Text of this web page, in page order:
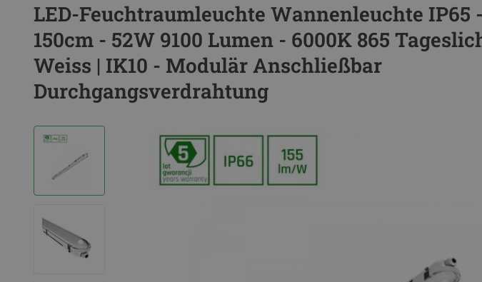
LED Schienensystem Lampen
Innenleuchten
Feuchtraumleuchten IP65
Außenleuchten
LED Panels
LED Leuchtstoffröhren
LED Smart Home
LED-Feuchtraumleuchte Wannenleuchte IP65 -
150cm - 52W 9100 Lumen - 6000K 865
Weiss | IK10 - Modulär Anschließbar
Durchgangsverdrahtung